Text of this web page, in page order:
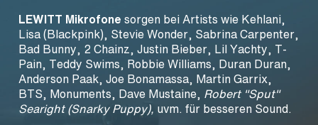
LEWITT Mikrofone sorgen bei Artists wie Kehlani,
Lisa (Blackpink), Stevie Wonder, Sabrina Carpenter,
Bad Bunny, 2 Chainz, Justin Bieber, Lil Yachty, T-
Pain, Teddy Swims, Robbie Williams, Duran Duran,
Anderson Paak, Joe Bonamassa, Martin Garrix,
BTS, Monuments, Dave Mustaine, Robert "Sput"
Searight (Snarky Puppy), uvm. für besseren Sound.